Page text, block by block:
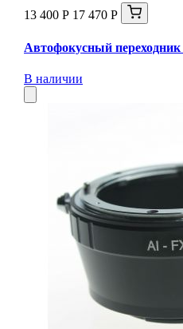
13 400 Р 17 470 Р
Автофокусный
В наличии